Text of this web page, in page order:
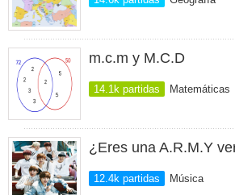
m.c.m y M.C.D
14.1k partidas Matemáticas
¿Eres una A.R.M.Y
12.4k partidas Música